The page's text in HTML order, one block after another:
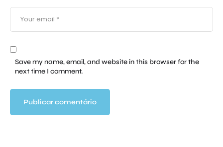
Save my name, email, and website in this browser for the
next time I comment.